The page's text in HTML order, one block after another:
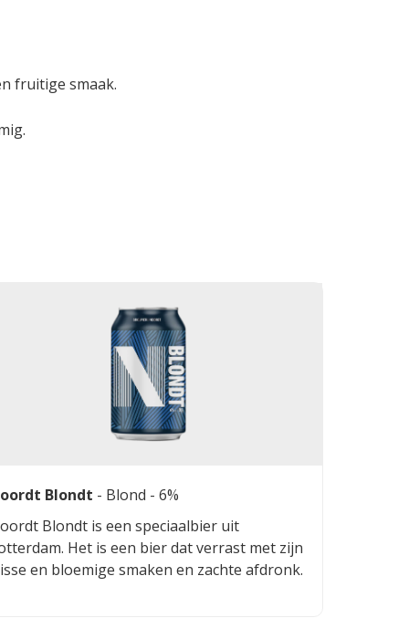
fruitige smaak.
Blondt - Blond - 6%
Blondt is een speciaalbier uit
Het is een bier dat verrast met zijn
en bloemige smaken en zachte afdronk.